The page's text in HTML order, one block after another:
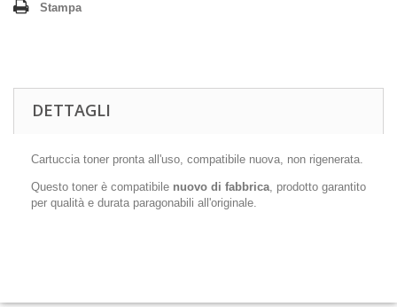
Stampa
DETTAGLI
Cartuccia toner pronta all'uso, compatibile nuova, non rigenerata.
Questo toner è compatibile nuovo di fabbrica, prodotto garantito
per qualità e durata paragonabili all'originale.